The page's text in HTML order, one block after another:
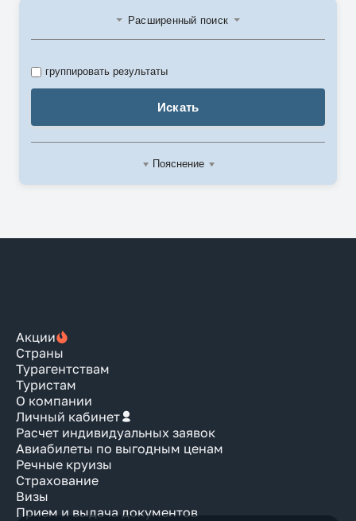
Расширенный поиск
Искать
группировать результаты
Пояснение
Акции
Страны
Турагентствам
Туристам
О компании
Личный кабинет
Расчет индивидуальных заявок
Авиабилеты по выгодным ценам
Речные круизы
Страхование
Визы
Прием и выдача документов